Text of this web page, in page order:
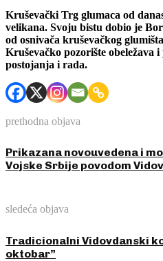
Kruševački Trg glumaca od
velikana. Svoju bistu dobio je
od osnivača kruševačkog
Kruševačko pozorište obeležava
postojanja i rada.
prethodna objava
Prikazana novouvedena i
Vojske Srbije povodom
sledeća objava
Tradicionalni Vidovdanski
oktobar”